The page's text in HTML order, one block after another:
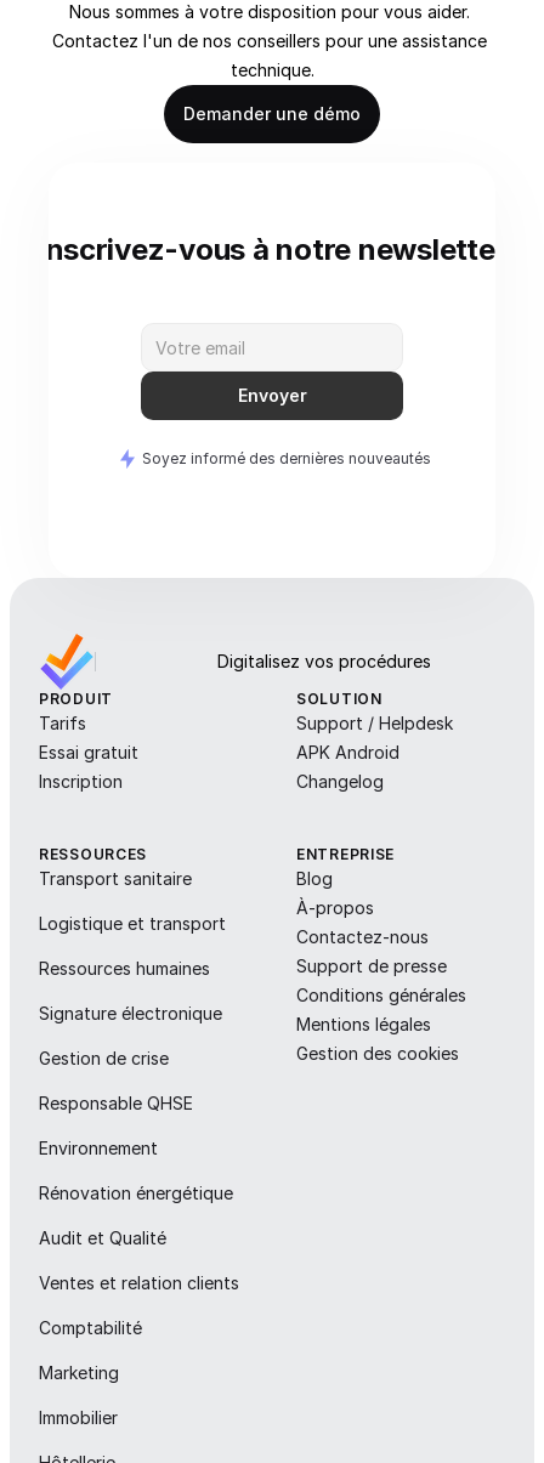
Nous sommes à votre disposition pour vous aider.
Contactez l'un de nos conseillers pour une assistance
technique.
Demander une démo
Inscrivez-vous à notre newsletter
Envoyer
Soyez informé des dernières nouveautés
Digitalisez vos procédures
PRODUIT
Tarifs
Essai gratuit
Inscription
SOLUTION
Support / Helpdesk
APK Android
Changelog
RESSOURCES
Transport sanitaire
Logistique et transport
Ressources humaines
Signature électronique
Gestion de crise
Responsable QHSE
Environnement
Rénovation énergétique
Audit et Qualité
Ventes et relation clients
Comptabilité
Marketing
Immobilier
ENTREPRISE
Blog
À-propos
Contactez-nous
Support de presse
Conditions générales
Mentions légales
Gestion des cookies